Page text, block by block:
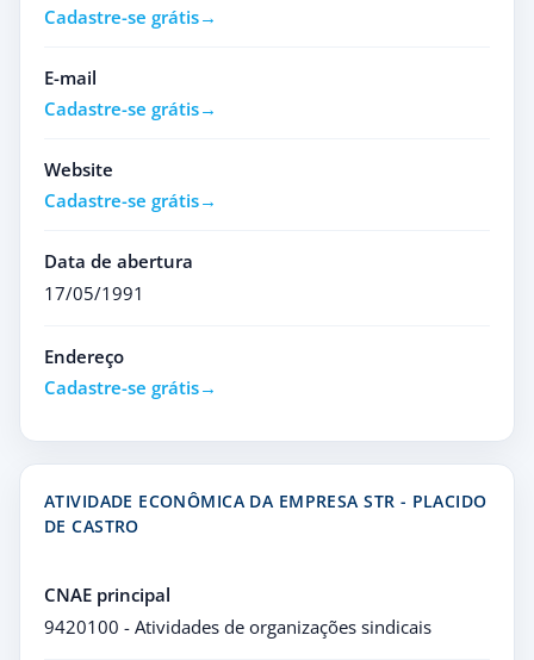
Cadastre-se grátis
E-mail
Cadastre-se grátis
Website
Cadastre-se grátis
Data de abertura
17/05/1991
Endereço
Cadastre-se grátis
ATIVIDADE ECONÔMICA DA EMPRESA STR - PLACIDO
DE CASTRO
CNAE principal
9420100 - Atividades de organizações sindicais